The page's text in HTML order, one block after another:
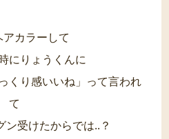
アカラーして
にりょうくんに
くり感いいね」って言われ
て
ン受けたからでは..？